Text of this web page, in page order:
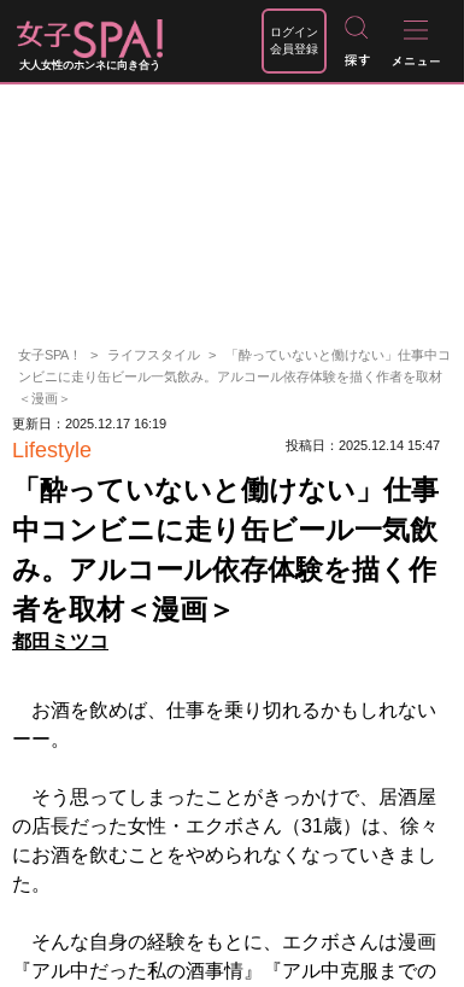
大人女性のホンネに向き合う
ログイン
会員登録
女子SPA！ ライフスタイル
「酔っていないと働けない」仕事中コ
ンビニに走り缶ビール一気飲み。アルコール依存体験を描く作者を取材
＜漫画＞
更新日：2025.12.17 16:19
Lifestyle 投稿日：2025.12.14 15:47
「酔っていないと働けない」仕事
中コンビニに走り缶ビール一気飲
み。アルコール依存体験を描く作
者を取材＜漫画＞
都田ミツコ
お酒を飲めば、仕事を乗り切れるかもしれない
ーー。
そう思ってしまったことがきっかけで、居酒屋
の店長だった女性・エクボさん（31歳）は、徐々
にお酒を飲むことをやめられなくなっていきまし
た。
そんな自身の経験をもとに、エクボさんは漫画
『アル中だった私の酒事情』『アル中克服までの